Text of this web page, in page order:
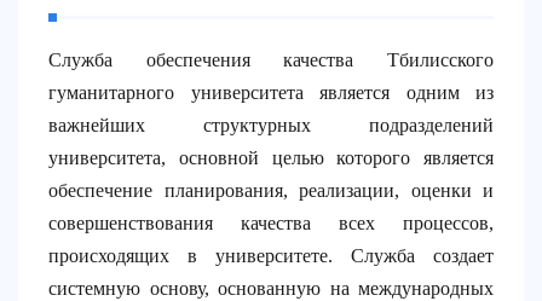
Служба обеспечения качества Тбилисского
гуманитарного университета является одним из
важнейших структурных подразделений
университета, основной целью которого является
обеспечение планирования, реализации, оценки и
совершенствования качества всех процессов,
происходящих в университете. Служба создает
системную основу, основанную на международных